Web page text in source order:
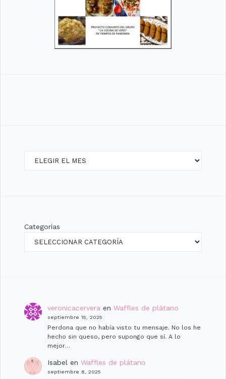
Categorías
veronicacervera en Waffles de plátano
septiembre 15, 2025
Perdona que no había visto tu mensaje. No los he
hecho sin queso, pero supongo que sí. A lo
mejor…
Isabel en Waffles de plátano
septiembre 8, 2025